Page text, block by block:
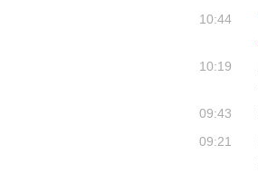
10:44
10:19
09:43
09:21